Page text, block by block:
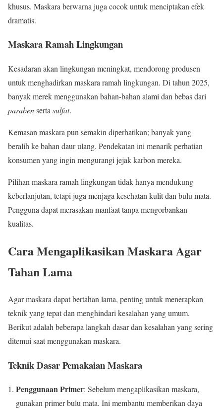
khusus. Maskara berwarna juga cocok untuk menciptakan efek
dramatis.
Maskara Ramah Lingkungan
Kesadaran akan lingkungan meningkat, mendorong produsen
untuk menghadirkan maskara ramah lingkungan. Di tahun 2025,
banyak merek menggunakan bahan-bahan alami dan bebas dari
parabenserta sulfat.
Kemasan maskara pun semakin diperhatikan; banyak yang
beralih ke bahan daur ulang. Pendekatan ini menarik perhatian
konsumen yang ingin mengurangi jejak karbon mereka.
Pilihan maskara ramah lingkungan tidak hanya mendukung
keberlanjutan, tetapi juga menjaga kesehatan kulit dan bulu mata.
Pengguna dapat merasakan manfaat tanpa mengorbankan
kualitas.
Cara Mengaplikasikan Maskara Agar
Tahan Lama
Agar maskara dapat bertahan lama, penting untuk menerapkan
teknik yang tepat dan menghindari kesalahan yang umum.
Berikut adalah beberapa langkah dasar dan kesalahan yang sering
ditemui saat menggunakan maskara.
Teknik Dasar Pemakaian Maskara
Penggunaan Primer: Sebelum mengaplikasikan maskara,
gunakan primer bulu mata. Ini membantu memberikan daya